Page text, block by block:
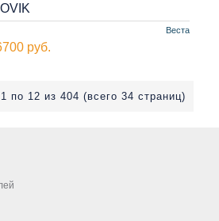
Веста
руб.
по 12 из 404 (всего 34 страниц)